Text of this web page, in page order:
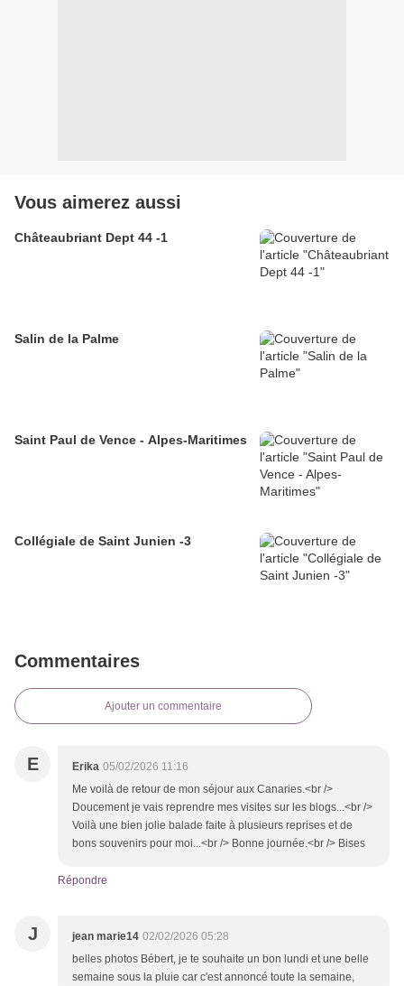
Vous aimerez aussi
Châteaubriant Dept 44 -1
Salin de la Palme
Saint Paul de Vence - Alpes-Maritimes
Collégiale de Saint Junien -3
Commentaires
Ajouter un commentaire
E Erika 05/02/2026 11:16
Me voilà de retour de mon séjour aux Canaries.<br />
Doucement je vais reprendre mes visites sur les blogs...<br />
Voilà une bien jolie balade faite à plusieurs reprises et de
bons souvenirs pour moi...<br /> Bonne journée.<br /> Bises
Répondre
J jean marie14 02/02/2026 05:28
belles photos Bébert, je te souhaite un bon lundi et une belle
semaine sous la pluie car c'est annoncé toute la semaine,